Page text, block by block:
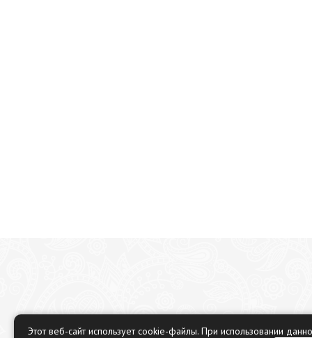
Этот веб-сайт использует cookie-файлы. При использовании